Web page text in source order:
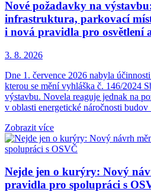
Nové požadavky na
infrastruktura, parkovací
i nová pravidla pro osvětlení
3. 8. 2026
Dne 1. července 2026 nabyla
kterou se mění vyhláška č. 146/2024
výstavbu. Novela reaguje jednak na
v oblasti energetické náročnosti
Zobrazit více
Nejde jen o kurýry: Nový
pravidla pro spolupráci s